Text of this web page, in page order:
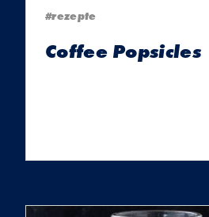
#rezepte
Coffee Popsicles